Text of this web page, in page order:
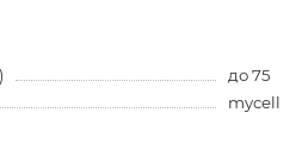
до 75
mycell